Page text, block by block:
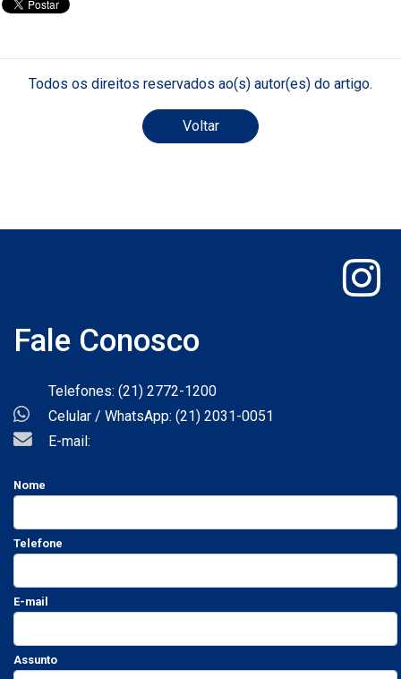
Todos os direitos reservados ao(s) autor(es) do artigo.
Voltar
Fale Conosco
Telefones: (21) 2772-1200
Celular / WhatsApp: (21) 2031-0051
E-mail:
Nome
Telefone
E-mail
Assunto